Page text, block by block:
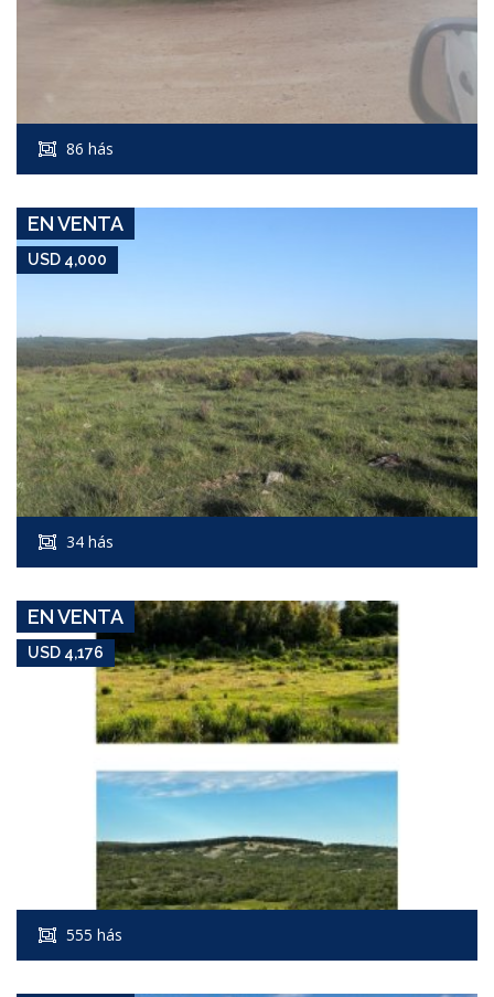
86 hás
USD 4,000
Campo #4146
EN VENTA
USD 4,000
34 hás
USD 4,176
Campo #7087
EN VENTA
USD 4,176
555 hás
USD 4,200
Campo #7364